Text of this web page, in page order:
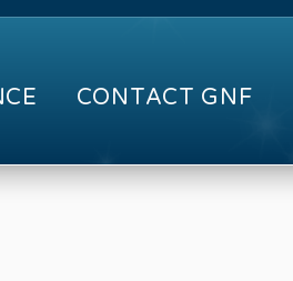
CONTACT GNF